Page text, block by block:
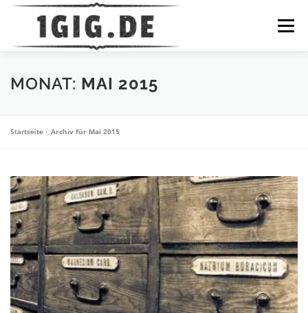
Zum
Menü
DATENSCHUTZ IMPRESSUM
MONAT: MAI 2015
Startseite »Archiv für Mai 2015